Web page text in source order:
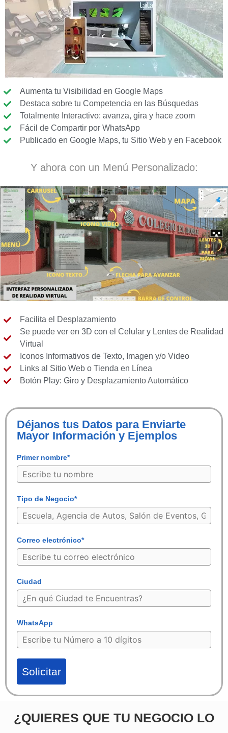
Aumenta tu Visibilidad en Google Maps
Destaca sobre tu Competencia en las Búsquedas
Totalmente Interactivo: avanza, gira y hace zoom
Fácil de Compartir por WhatsApp
Publicado en Google Maps, tu Sitio Web y en Facebook
Y ahora con un Menú Personalizado:
Facilita el Desplazamiento
Se puede ver en 3D con el Celular y Lentes de Realidad
Virtual
Iconos Informativos de Texto, Imagen y/o Video
Links al Sitio Web o Tienda en Línea
Botón Play: Giro y Desplazamiento Automático
Déjanos tus Datos para Enviarte
Mayor Información y Ejemplos
Primer nombre*
Tipo de Negocio*
Correo electrónico*
Ciudad
WhatsApp
Solicitar
¿QUIERES QUE TU NEGOCIO LO